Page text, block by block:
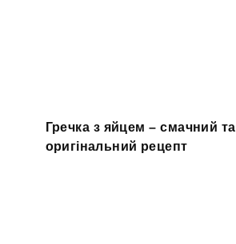
Гречка з яйцем – смачний та
оригінальний рецепт